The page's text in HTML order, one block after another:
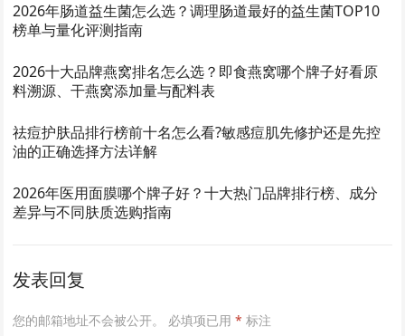
2026年肠道益生菌怎么选？调理肠道最好的益生菌TOP10
榜单与量化评测指南
2026十大品牌燕窝排名怎么选？即食燕窝哪个牌子好看原
料溯源、干燕窝添加量与配料表
祛痘护肤品排行榜前十名怎么看?敏感痘肌先修护还是先控
油的正确选择方法详解
2026年医用面膜哪个牌子好？十大热门品牌排行榜、成分
差异与不同肤质选购指南
发表回复
您的邮箱地址不会被公开。 必填项已用* 标注